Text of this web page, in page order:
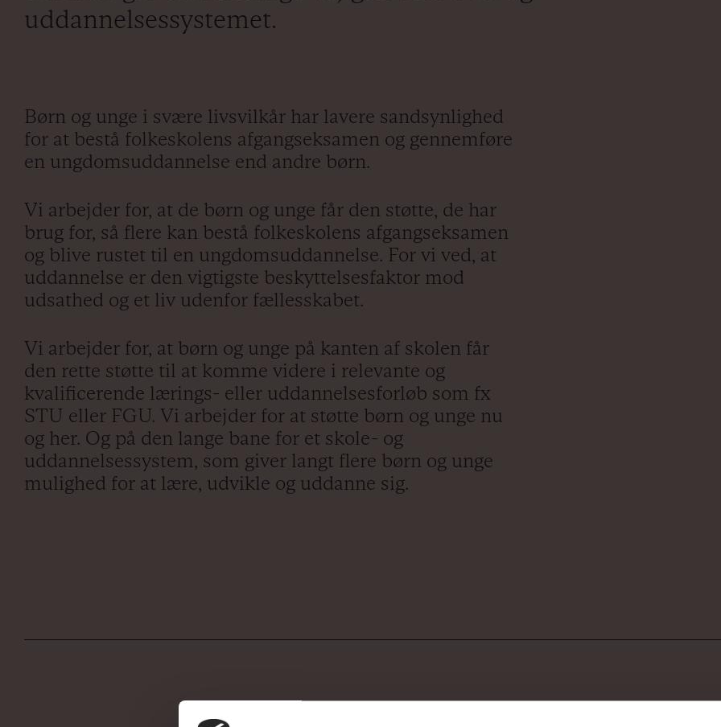
uddannelsessystemet.
Børn og unge i svære livsvilkår har lavere sandsynlighed
for at bestå folkeskolens afgangseksamen og gennemføre
en ungdomsuddannelse end andre børn.
Vi arbejder for, at de børn og unge får den støtte, de har
brug for, så flere kan bestå folkeskolens afgangseksamen
og blive rustet til en ungdomsuddannelse. For vi ved, at
uddannelse er den vigtigste beskyttelsesfaktor mod
udsathed og et liv udenfor fællesskabet.
Vi arbejder for, at børn og unge på kanten af skolen får
den rette støtte til at komme videre i relevante og
kvalificerende lærings- eller uddannelsesforløb som fx
STU eller FGU. Vi arbejder for at støtte børn og unge nu
og her. Og på den lange bane for et skole- og
uddannelsessystem, som giver langt flere børn og unge
mulighed for at lære, udvikle og uddanne sig.